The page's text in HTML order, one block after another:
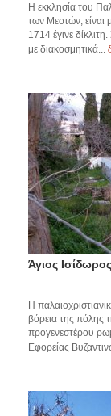
Η εκκλησία του
των Μεστών, είναι
1714 έγινε
με διακοσμητικά...
Άγιος
Η
βόρεια της πόλης
προγενεστέρου
Εφορείας